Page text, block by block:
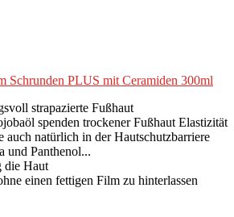
Schrunden PLUS mit Ceramiden 300ml
strapazierte Fußhaut
spenden trockener Fußhaut Elastizität
auch natürlich in der Hautschutzbarriere
und Panthenol...
die Haut
einen fettigen Film zu hinterlassen